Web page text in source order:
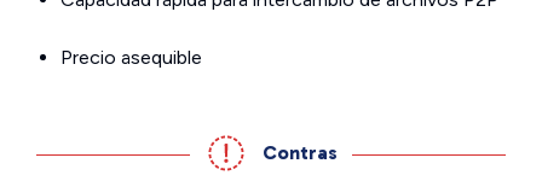
Precio asequible
Contras